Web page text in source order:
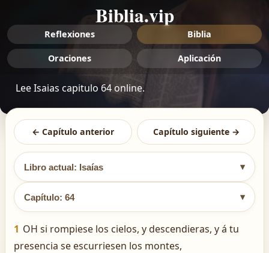
Biblia.vip
Reflexiones Biblia
Oraciones Aplicación
Lee Isaias capitulo 64 online.
← Capítulo anterior Capítulo siguiente →
Libro actual: Isaías ▾
Capítulo: 64 ▾
1 OH si rompiese los cielos, y descendieras, y á tu
presencia se escurriesen los montes,